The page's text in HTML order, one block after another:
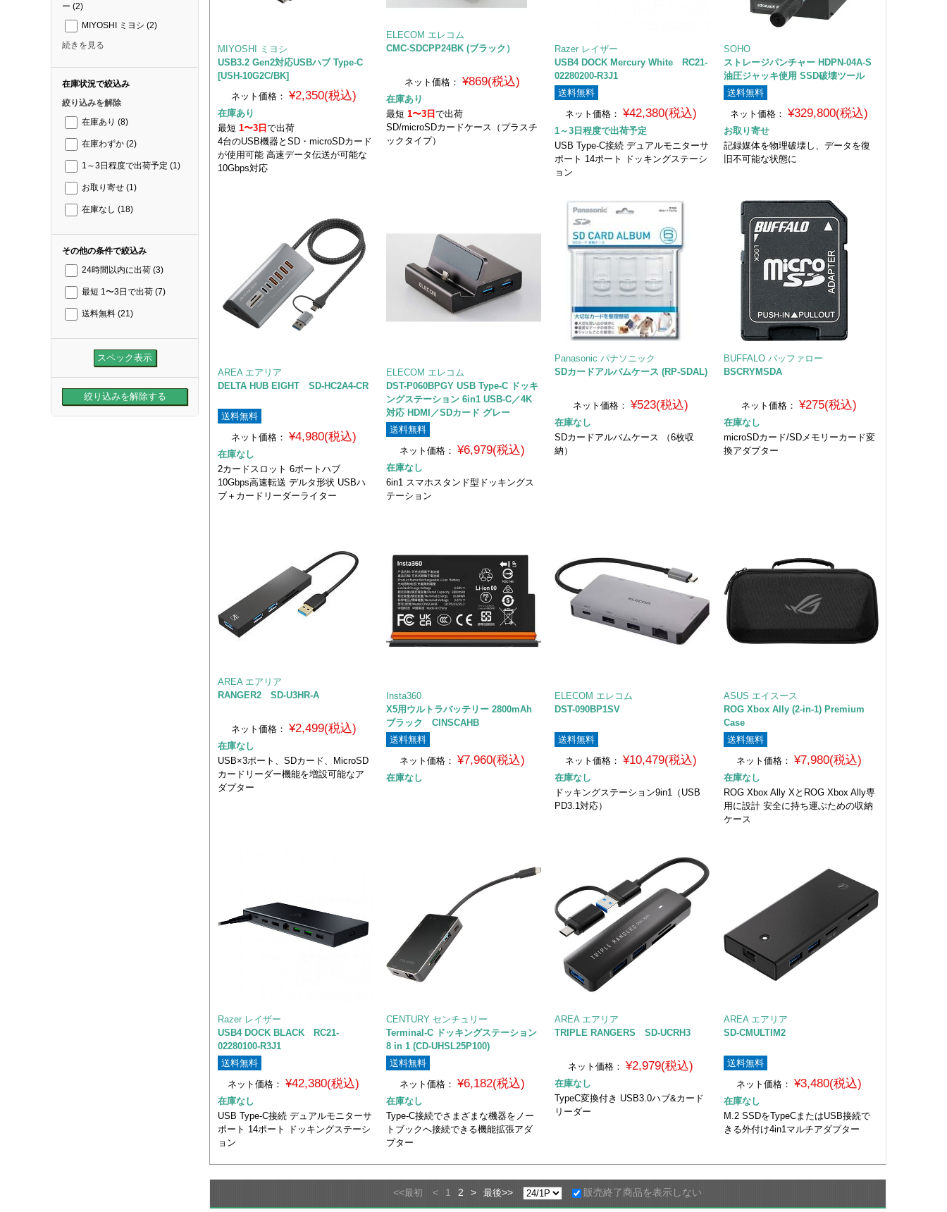
ー (2)
MIYOSHI ミヨシ (2)
続きを見る
在庫状況で絞込み
絞り込みを解除
在庫あり (8)
在庫わずか (2)
1～3日程度で出荷予定 (1)
お取り寄せ (1)
在庫なし (18)
その他の条件で絞込み
24時間以内に出荷 (3)
最短 1〜3日で出荷 (7)
送料無料 (21)
MIYOSHI ミヨシ
USB3.2 Gen2対応USBハブ Type-C
[USH-10G2C/BK]
ネット価格： ¥2,350(税込)
在庫あり
最短 1〜3日 で出荷
4台のUSB機器とSD・microSDカード
が使用可能 高速データ伝送が可能な
10Gbps対応
ELECOM エレコム
CMC-SDCPP24BK (ブラック）
ネット価格： ¥869(税込)
在庫あり
最短1〜3日で出荷
SD/microSDカードケース（プラスチ
ックタイプ）
Razer レイザー
USB4 DOCK Mercury White RC21-
02280200-R3J1
送料無料
ネット価格： ¥42,380(税込)
1～3日程度で出荷予定
USB Type-C接続 デュアルモニターサ
ポート 14ポート ドッキングステーシ
ョン
SOHO
ストレージパンチャー HDPN-04A-S
油圧ジャッキ使用 SSD破壊ツール
送料無料
ネット価格：
¥329,800(税込)
お取り寄せ
記録媒体を物理破壊し、データを復
旧不可能な状態に
AREA エアリア
DELTA HUB EIGHT SD-HC2A4-CR
送料無料
ネット価格： ¥4,980(税込)
在庫なし
2カードスロット 6ポートハブ
10Gbps高速転送 デルタ形状 USBハ
ブ＋カードリーダーライター
ELECOM エレコム
DST-P060BPGY USB Type-C ドッキ
ングステーション 6in1 USB-C／4K
対応 HDMI／SDカード グレー
送料無料
ネット価格： ¥6,979(税込)
在庫なし
6in1 スマホスタンド型ドッキングス
テーション
Panasonic パナソニック
SDカードアルバムケース (RP-SDAL)
ネット価格： ¥523(税込)
在庫なし
SDカードアルバムケース （6枚収
納）
BUFFALO バッファロー
BSCRYMSDA
ネット価格： ¥275(税込)
在庫なし
microSDカード/SDメモリーカード変
換アダプター
AREA エアリア
RANGER2 SD-U3HR-A
ネット価格： ¥2,499(税込)
在庫なし
USB×3ポート、SDカード、MicroSD
カードリーダー機能を増設可能なア
ダプター
Insta360
X5用ウルトラバッテリー 2800mAh
ブラック CINSCAHB
送料無料
ネット価格： ¥7,960(税込)
在庫なし
ELECOM エレコム
DST-090BP1SV
送料無料
ネット価格： ¥10,479(税込)
在庫なし
ドッキングステーション9in1（USB
PD3.1対応）
ASUS エイスース
ROG Xbox Ally (2-in-1) Premium
Case
送料無料
ネット価格：
¥7,980(税込)
在庫なし
ROG Xbox Ally XとROG Xbox Ally専
用に設計 安全に持ち運ぶための収納
ケース
Razer レイザー
USB4 DOCK BLACK RC21-
02280100-R3J1
送料無料
ネット価格：
¥42,380(税込)
在庫なし
USB Type-C接続 デュアルモニターサ
ポート 14ポート ドッキングステーシ
ョン
CENTURY センチュリー
Terminal-C ドッキングステーション
8 in 1 (CD-UHSL25P100)
送料無料
ネット価格： ¥6,182(税込)
在庫なし
Type-C接続でさまざまな機器をノー
トブックへ接続できる機能拡張アダ
プター
AREA エアリア
TRIPLE RANGERS SD-UCRH3
ネット価格： ¥2,979(税込)
在庫なし
TypeC変換付き USB3.0ハブ&カード
リーダー
AREA エアリア
SD-CMULTIM2
送料無料
ネット価格：
¥3,480(税込)
在庫なし
M.2 SSDをTypeCまたはUSB接続で
きる外付け4in1マルチアダプター
<<最初 < 1 2 > 最後>> 販売終了商品を表示しない